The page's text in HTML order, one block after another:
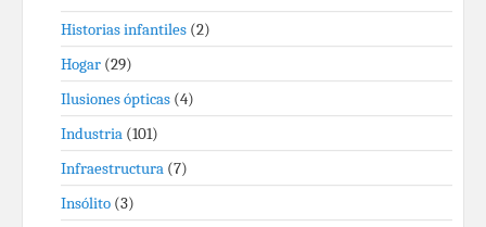
Historias infantiles (2)
Hogar (29)
Ilusiones ópticas (4)
Industria (101)
Infraestructura (7)
Insólito (3)